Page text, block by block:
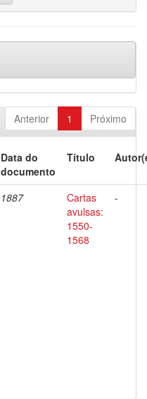
Anterior 1 Próximo
Data do
documento
Título
1887
Cartas
avulsas:
1550-
1568
-